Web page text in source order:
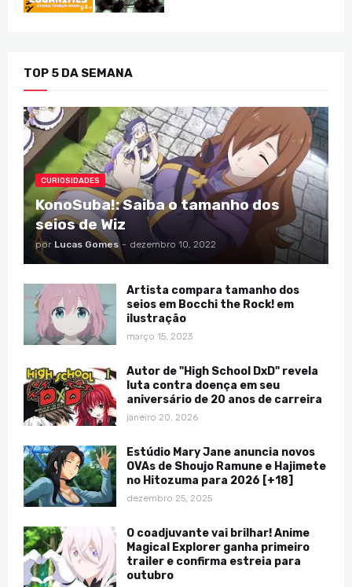
TOP 5 DA SEMANA
CURIOSIDADES
KonoSuba!: Saiba o tamanho dos
seios de Wiz
por Lucas Gomes - dezembro 10, 2022
Artista compara tamanho dos
seios em Bocchi the Rock! em
ilustração
março 15, 2023
Autor de "High School DxD" revela
luta contra doença em seu
aniversário de 20 anos de carreira
janeiro 20, 2026
Estúdio Mary Jane anuncia novos
OVAs de Shoujo Ramune e Hajimete
no Hitozuma para 2026 [+18]
dezembro 25, 2025
O coadjuvante vai brilhar! Anime
Magical Explorer ganha primeiro
trailer e confirma estreia para
outubro